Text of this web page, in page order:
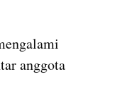
anggota